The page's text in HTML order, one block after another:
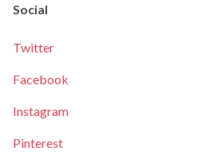
Social
Twitter
Facebook
Instagram
Pinterest